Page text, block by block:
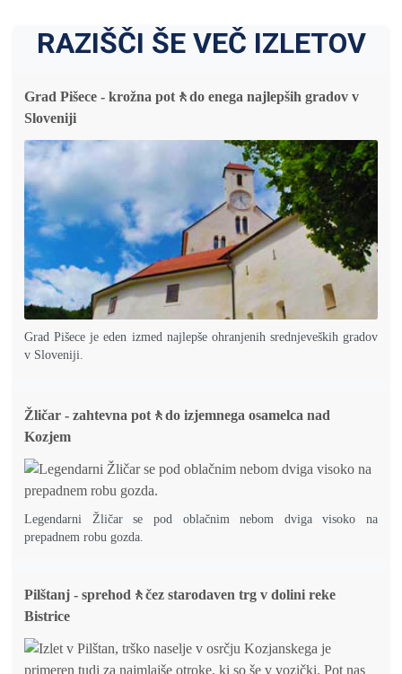
RAZIŠČI ŠE VEČ IZLETOV
Grad Pišece - krožna pot🚶do enega najlepših gradov v
Sloveniji
Grad Pišece je eden izmed najlepše ohranjenih srednjeveških gradov
v Sloveniji.
Žličar - zahtevna pot🚶do izjemnega osamelca nad
Kozjem
Legendarni Žličar se pod oblačnim nebom dviga visoko na
prepadnem robu gozda.
Pilštanj - sprehod🚶čez starodaven trg v dolini reke
Bistrice